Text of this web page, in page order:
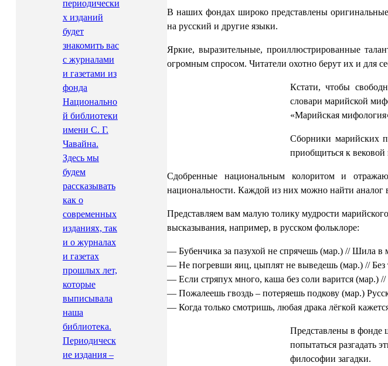
периодически
х изданий
будет
знакомить вас
с журналами
и газетами из
фонда
Национально
й библиотеки
имени С. Г.
Чавайна.
Здесь мы
будем
рассказывать
как о
современных
изданиях, так
и о журналах
и газетах
прошлых лет,
которые
выписывала
наша
библиотека.
Периодическ
ие издания –
В наших фондах широко представлены
на русский и другие языки.
Яркие, выразительные, проиллюстрированные
огромным спросом. Читатели охотно берут их и для
Кстати, чтобы
словари марийской
«Марийская
Сборники марийских
приобщиться к
Сдобренные национальным колоритом и
национальности. Каждой из них можно найти аналог
Представляем вам малую толику мудрости
высказывания, например, в русском фольклоре:
— Бубенчика за пазухой не спрячешь (мар.) // Шила в
— Не погревши яиц, цыплят не выведешь (мар.) // Без
— Если стряпух много, каша без соли варится (мар.) //
— Пожалеешь гвоздь – потеряешь подкову (мар.)
— Когда только смотришь, любая драка лёгкой
Представлены в фонде
попытаться разгадать
философии загадки.